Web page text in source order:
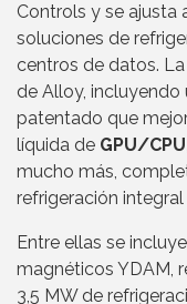
Controls y se ajusta
soluciones de
centros de datos.
de Alloy,
patentado que
líquida de GPU/
mucho más,
refrigeración
Entre ellas se
magnéticos YDAM,
3,5 MW de